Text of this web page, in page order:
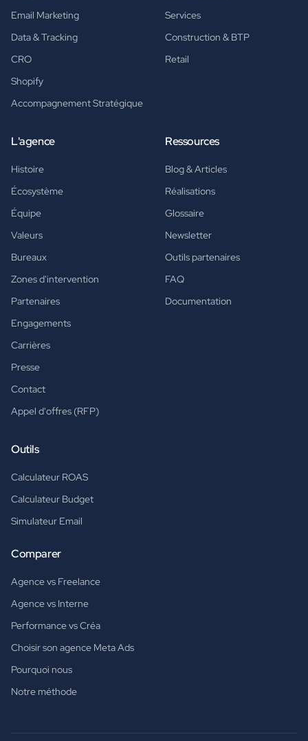
Email Marketing
Data & Tracking
CRO
Shopify
Accompagnement Stratégique
Services
Construction & BTP
Retail
L'agence
Histoire
Écosystème
Équipe
Valeurs
Bureaux
Zones d'intervention
Partenaires
Engagements
Carrières
Presse
Contact
Appel d'offres (RFP)
Ressources
Blog & Articles
Réalisations
Glossaire
Newsletter
Outils partenaires
FAQ
Documentation
Outils
Calculateur ROAS
Calculateur Budget
Simulateur Email
Comparer
Agence vs Freelance
Agence vs Interne
Performance vs Créa
Choisir son agence Meta Ads
Pourquoi nous
Notre méthode